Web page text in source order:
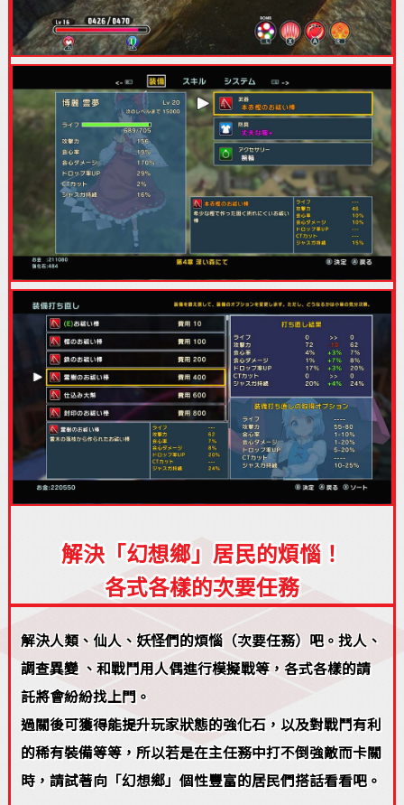
解決「幻想鄉」居民的煩惱！
各式各樣的次要任務
解決人類、仙人、妖怪們的煩惱（次要任務）吧。找人、
調查異變 、和戰鬥用人偶進行模擬戰等，各式各樣的請
託將會紛紛找上門。
過關後可獲得能提升玩家狀態的強化石，以及對戰鬥有利
的稀有裝備等等，所以若是在主任務中打不倒強敵而卡關
時，請試著向「幻想鄉」個性豐富的居民們搭話看看吧。